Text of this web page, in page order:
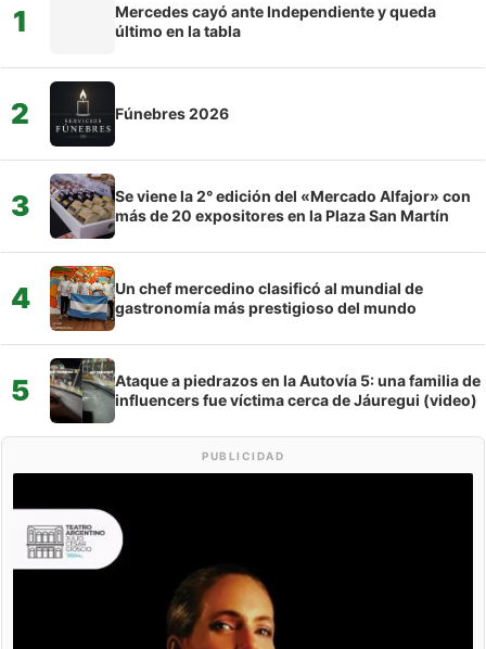
1
Mercedes cayó ante Independiente y queda
último en la tabla
2 Fúnebres 2026
3
Se viene la 2° edición del «Mercado Alfajor» con
más de 20 expositores en la Plaza San Martín
4
Un chef mercedino clasificó al mundial de
gastronomía más prestigioso del mundo
5
Ataque a piedrazos en la Autovía 5: una familia de
influencers fue víctima cerca de Jáuregui (video)
PUBLICIDAD